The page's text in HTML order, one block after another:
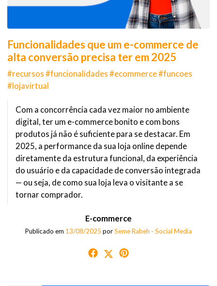
Funcionalidades que um e-commerce de
alta conversão precisa ter em 2025
#recursos #funcionalidades #ecommerce #funcoes
#lojavirtual
Com a concorrência cada vez maior no ambiente
digital, ter um e-commerce bonito e com bons
produtos já não é suficiente para se destacar. Em
2025, a performance da sua loja online depende
diretamente da estrutura funcional, da experiência
do usuário e da capacidade de conversão integrada
— ou seja, de como sua loja leva o visitante a se
tornar comprador.
E-commerce
Publicado em 13/08/2025 porSeme Rabeh - Social Media